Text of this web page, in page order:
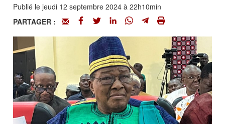
Publié le jeudi 12 septembre 2024 à 22h10min
PARTAGER :